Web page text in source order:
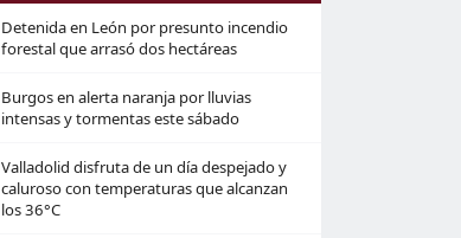
Detenida en León por presunto incendio
forestal que arrasó dos hectáreas
Burgos en alerta naranja por lluvias
intensas y tormentas este sábado
Valladolid disfruta de un día despejado y
caluroso con temperaturas que alcanzan
los 36°C